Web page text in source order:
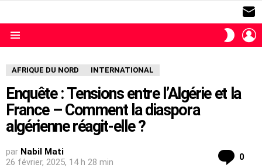
SKIN
AFRIQUE DU NORD INTERNATIONAL
Enquête : Tensions entre l’Algérie et la
France – Comment la diaspora
algérienne réagit-elle ?
par Nabil Mati
26 février, 2025, 14 h 28 min
0